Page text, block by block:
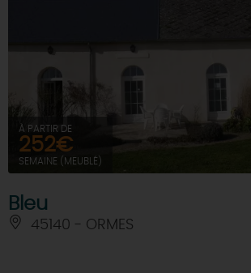
À PARTIR DE
252€
SEMAINE (MEUBLÉ)
Bleu
45140 - ORMES